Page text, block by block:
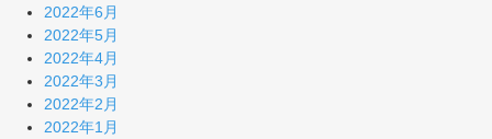
2022年6月
2022年5月
2022年4月
2022年3月
2022年2月
2022年1月